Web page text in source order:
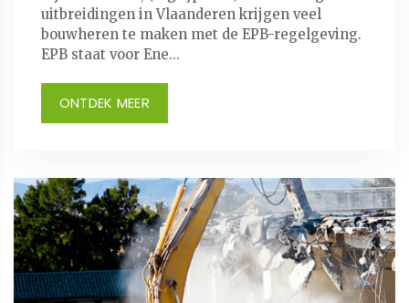
uitbreidingen in Vlaanderen krijgen veel
bouwheren te maken met de EPB-regelgeving.
EPB staat voor Ene...
ONTDEK MEER